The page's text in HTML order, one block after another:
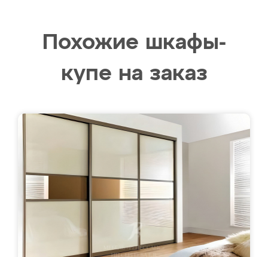
Похожие шкафы-
купе на заказ